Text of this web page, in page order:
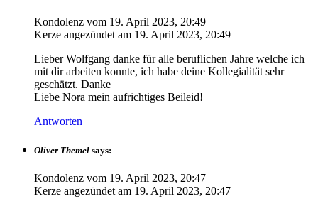
Kondolenz vom 19. April 2023, 20:49
Kerze angezündet am 19. April 2023, 20:49
Lieber Wolfgang danke für alle beruflichen Jahre welche ich
mit dir arbeiten konnte, ich habe deine Kollegialität sehr
geschätzt. Danke
Liebe Nora mein aufrichtiges Beileid!
Antworten
Oliver Themel says:
Kondolenz vom 19. April 2023, 20:47
Kerze angezündet am 19. April 2023, 20:47